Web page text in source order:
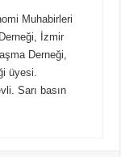
Muhabirleri
İzmir
Derneği,
üyesi.
Sarı basın